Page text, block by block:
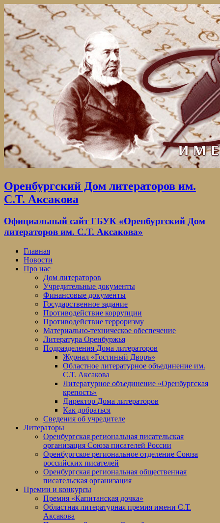
Оренбургский Дом литераторов им.
С.Т. Аксакова
Официальный сайт ГБУК «Оренбургский Дом
литераторов им. С.Т. Аксакова»
Главная
Новости
Про нас
Дом литераторов
Учредительные документы
Финансовые документы
Государственное задание
Противодействие коррупции
Противодействие терроризму
Материально-техническое обеспечение
Литература Оренбуржья
Подразделения Дома литераторов
Журнал «Гостиный Дворъ»
Областное литературное объединение им.
С.Т. Аксакова
Литературное объединение «Оренбургская
крепость»
Директор Дома литераторов
Как добраться
Сведения об учредителе
Литераторы
Оренбургская региональная писательская
организация Союза писателей России
Оренбургское региональное отделение Союза
российских писателей
Оренбургская региональная общественная
писательская организация
Премии и конкурсы
Премия «Капитанская дочка»
Областная литературная премия имени С.Т.
Аксакова